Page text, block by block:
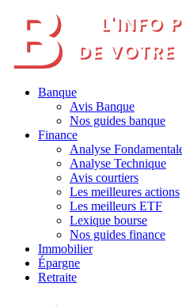
Banque
Avis Banque
Nos guides banque
Finance
Analyse
Analyse Technique
Avis courtiers
Les meilleures actions
Les meilleurs ETF
Lexique bourse
Nos guides finance
Immobilier
Épargne
Retraite